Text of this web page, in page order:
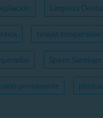
Limpieza Dental
tinajas temperadas
Spa en Santiago
permanente